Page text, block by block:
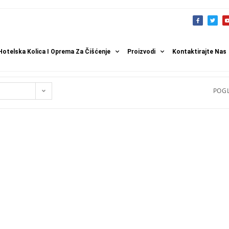
Kolica I Oprema Za Čišćenje Proizvodi Kontaktirajte Nas